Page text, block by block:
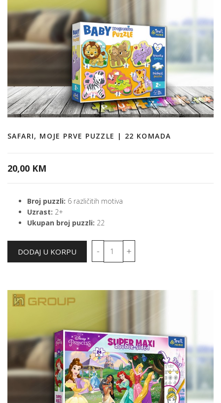
SAFARI, MOJE PRVE PUZZLE | 22 KOMADA
20,00 KM
Broj puzzli: 6 različitih motiva
Uzrast: 2+
Ukupan broj puzzli: 22